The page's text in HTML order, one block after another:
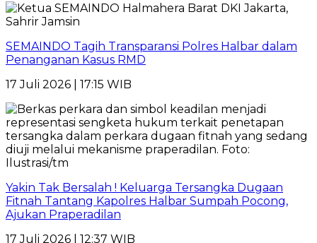
SEMAINDO Tagih Transparansi Polres Halbar dalam
Penanganan Kasus RMD
17 Juli 2026 | 17:15 WIB
Yakin Tak Bersalah ! Keluarga Tersangka Dugaan
Fitnah Tantang Kapolres Halbar Sumpah Pocong,
Ajukan Praperadilan
17 Juli 2026 | 12:37 WIB